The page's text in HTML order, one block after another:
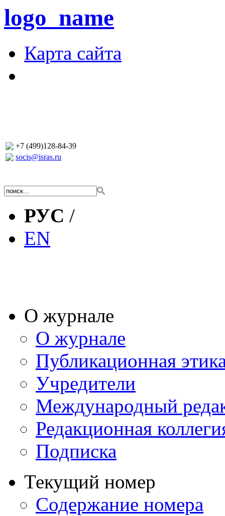
logo_name
Карта сайта
+7 (499)128-84-39
socis@isras.ru
РУС /
EN
О журнале
О журнале
Публикационная
Учредители
Международный
Редакционная
Подписка
Текущий номер
Содержание номера